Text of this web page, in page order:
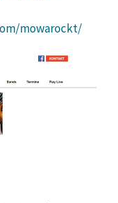
mowarockt/